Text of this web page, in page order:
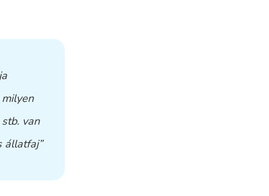
van
állatfaj”